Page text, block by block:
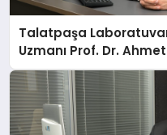
Talatpaşa
Uzmanı Prof. Dr.